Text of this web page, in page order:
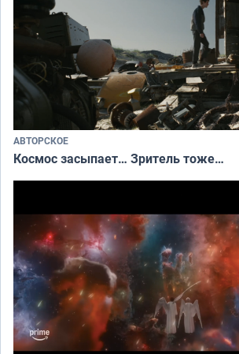
АВТОРСКОЕ
Космос засыпает… Зритель тоже…